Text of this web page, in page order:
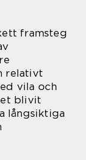
framsteg
relativt
vila och
blivit
långsiktiga